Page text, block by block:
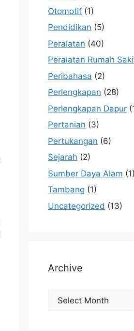
Otomotif (1)
Pendidikan (5)
Peralatan (40)
Peralatan Rumah
Peribahasa (2)
Perlengkapan (28)
Perlengkapan Dapur
Pertanian (3)
Pertukangan (6)
Sejarah (2)
Sumber Daya Alam (1)
Tambang (1)
Uncategorized (13)
Archive
Archive